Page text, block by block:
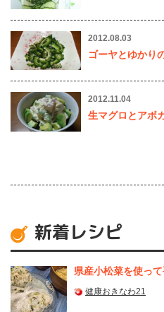
2012.08.03
ゴーヤとゆかり
2012.11.04
生マグロとアボ
新着レシピ
県産⼩松菜を使っ
健康おきなわ21